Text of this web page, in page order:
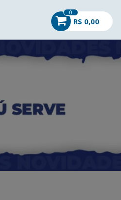
0
R$ 0,00